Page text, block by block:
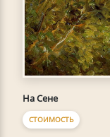
На Сене
СТОИМОСТЬ